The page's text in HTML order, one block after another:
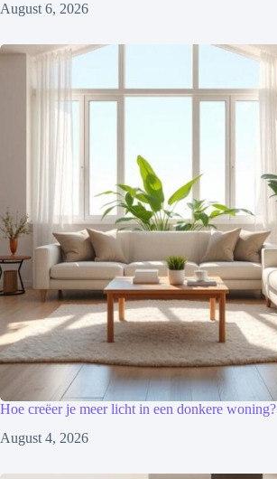
August 6, 2026
Hoe creëer je meer licht in een donkere woning?
August 4, 2026